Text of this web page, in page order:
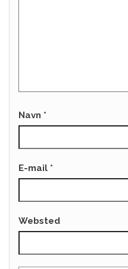
Navn *
E-mail *
Websted